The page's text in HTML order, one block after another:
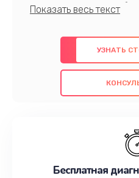
профессионалов с
предлагаем быстрый и
использованием
также гарантируем
проведенных работ.
наилучшим образом. Не
УЗНАТЬ
Бесплатная